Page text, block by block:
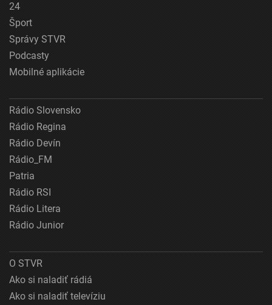
24
Šport
Správy STVR
Podcasty
Mobilné aplikácie
Rádio Slovensko
Rádio Regina
Rádio Devín
Rádio_FM
Patria
Rádio RSI
Rádio Litera
Rádio Junior
O STVR
Ako si naladiť rádiá
Ako si naladiť televíziu